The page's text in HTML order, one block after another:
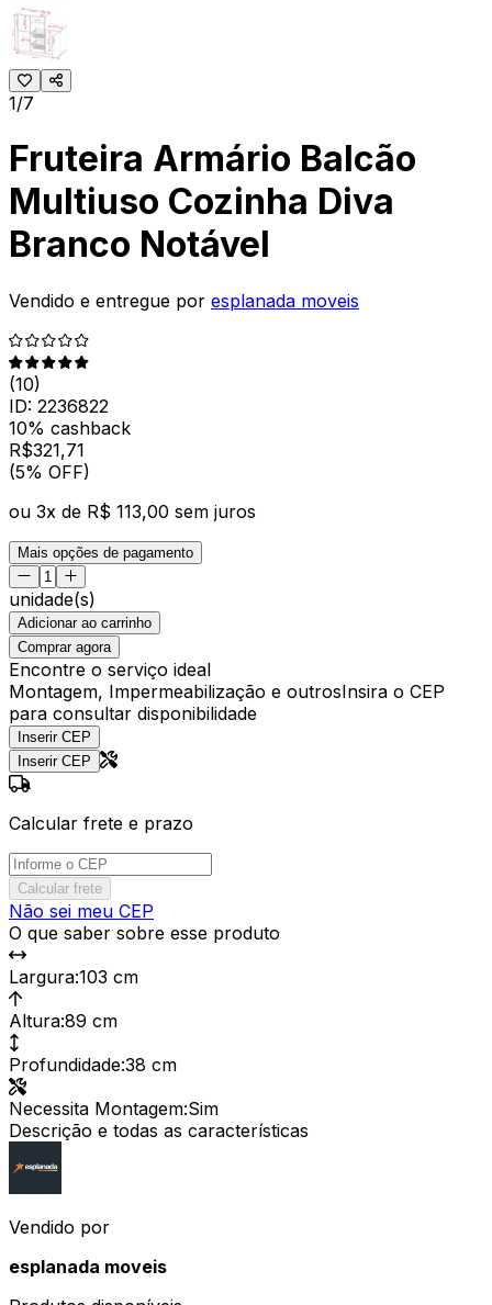
1/7
Fruteira Armário Balcão
Multiuso Cozinha Diva
Branco Notável
Vendido e entregue por esplanada moveis
(10)
ID: 2236822
10% cashback
R$321,71
(5% OFF)
ou 3x de R$ 113,00 sem juros
Mais opções de pagamento
unidade(s)
Adicionar ao carrinho
Comprar agora
Encontre o serviço ideal
Montagem, Impermeabilização e outrosInsira o CEP
para consultar disponibilidade
Inserir CEP
Inserir CEP
Calcular frete e prazo
Calcular frete
Não sei meu CEP
O que saber sobre esse produto
Largura:103 cm
Altura:89 cm
Profundidade:38 cm
Necessita Montagem:Sim
Descrição e todas as características
Vendido por
esplanada moveis